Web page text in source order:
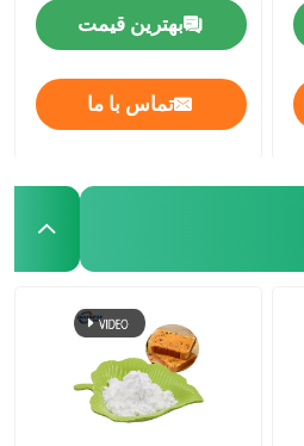
بهترین قیمت
تماس با ما